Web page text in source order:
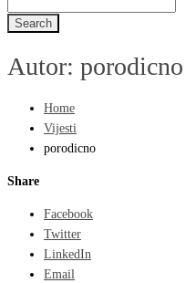
Autor: porodicno
Home
Vijesti
porodicno
Share
Facebook
Twitter
LinkedIn
Email